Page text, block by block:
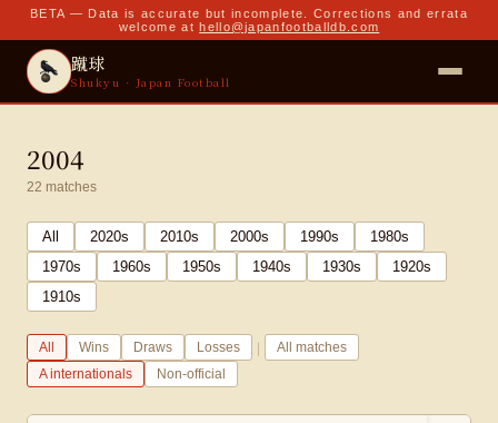
BETA — Data is accurate but incomplete. Corrections and errata
welcome at hello@japanfootballdb.com
蹴球
Shukyu · Japan Football
2004
22 matches
All 2020s 2010s 2000s 1990s 1980s
1970s 1960s 1950s 1940s 1930s 1920s
1910s
All Wins Draws Losses |
All matches
A internationals
Non-official